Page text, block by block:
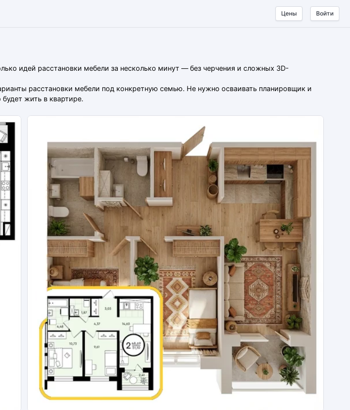
Цены Войти
идей расстановки мебели за несколько минут — без черчения и сложных 3D-
расстановки мебели под конкретную семью. Не нужно осваивать планировщик и
жить в квартире.